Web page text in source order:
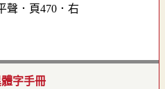
聲．頁470．右
字手冊